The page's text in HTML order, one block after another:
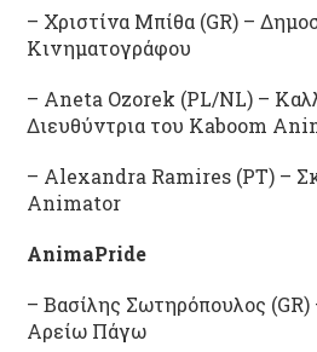
– Χριστίνα Μπίθα (GR) –
Κινηματογράφου
– Aneta Ozorek (PL/NL) –
Διευθύντρια του Kaboom
– Alexandra Ramires (PT) –
Animator
AnimaPride
– Βασίλης Σωτηρόπουλος (GR)
Αρείω Πάγω